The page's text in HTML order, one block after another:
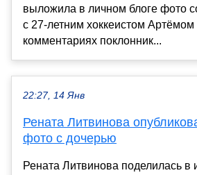
выложила в личном блоге фото
с 27-летним хоккеистом
комментариях поклонник...
22:27, 14 Янв
Рената Литвинова
фото с дочерью
Рената Литвинова поделилась в